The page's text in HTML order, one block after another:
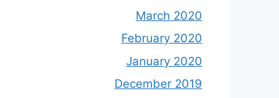
March 2020
February 2020
January 2020
December 2019